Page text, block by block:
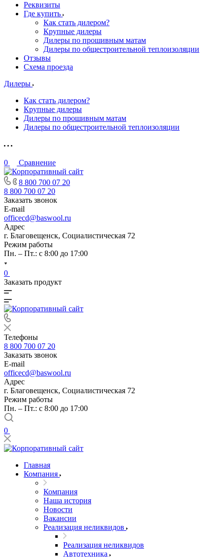
Реквизиты
Где купить
Как стать дилером?
Крупные дилеры
Дилеры по прошивным матам
Дилеры по общестроительной теплоизоляции
Отзывы
Схема проезда
Дилеры
Как стать дилером?
Крупные дилеры
Дилеры по прошивным матам
Дилеры по общестроительной теплоизоляции
0 Сравнение
8 800 700 07 20
8 800 700 07 20
Заказать звонок
E-mail
officecd@baswool.ru
Адрес
г. Благовещенск, Социалистическая 72
Режим работы
Пн. – Пт.: с 8:00 до 17:00
0
Заказать продукт
Телефоны
8 800 700 07 20
Заказать звонок
E-mail
officecd@baswool.ru
Адрес
г. Благовещенск, Социалистическая 72
Режим работы
Пн. – Пт.: с 8:00 до 17:00
0
Главная
Компания
Компания
Наша история
Новости
Вакансии
Реализация неликвидов
Реализация неликвидов
Автотехника